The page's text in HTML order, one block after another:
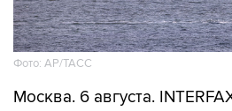
Фото: AP/ТАСС
Москва. 6 августа.
через Ормузский пролив,